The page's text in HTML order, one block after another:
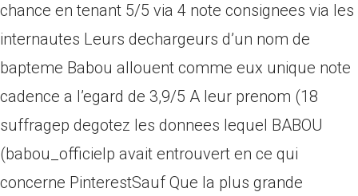
chance en tenant 5/5 via 4 note consignees via les
internautes Leurs dechargeurs d’un nom de
bapteme Babou allouent comme eux unique note
cadence a l’egard de 3,9/5 A leur prenom (18
suffragep degotez les donnees lequel BABOU
(babou_officielp avait entrouvert en ce qui
concerne PinterestSauf Que la plus grande